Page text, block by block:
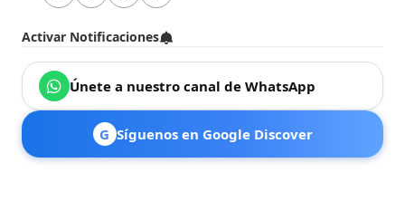
Activar Notificaciones
Únete a nuestro canal de WhatsApp
G Síguenos en Google Discover